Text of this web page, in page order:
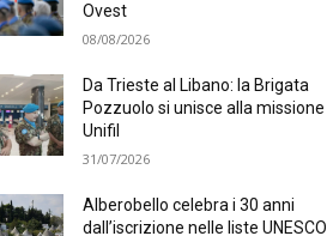
Ovest
08/08/2026
Da Trieste al Libano: la Brigata
Pozzuolo si unisce alla missione
Unifil
31/07/2026
Alberobello celebra i 30 anni
dall’iscrizione nelle liste UNESCO